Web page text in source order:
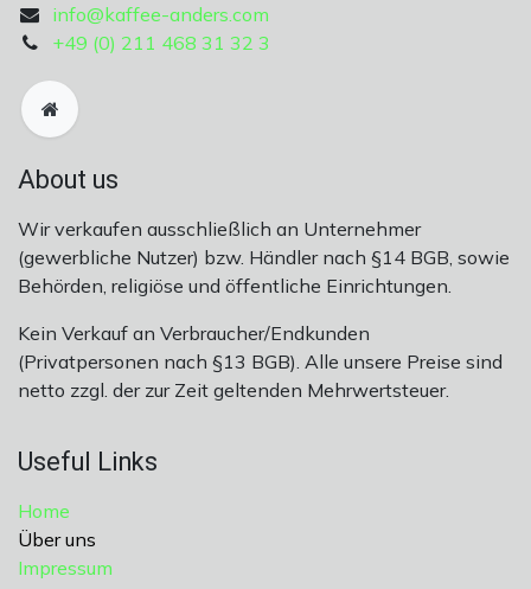
info@kaffee-anders.com
+49 (0) 211 468 31 32 3
About us
Wir verkaufen ausschließlich an Unternehmer
(gewerbliche Nutzer) bzw. Händler nach §14 BGB, sowie
Behörden, religiöse und öffentliche Einrichtungen.
Kein Verkauf an Verbraucher/Endkunden
(Privatpersonen nach §13 BGB). Alle unsere Preise sind
netto zzgl. der zur Zeit geltenden Mehrwertsteuer.
Useful Links
Home
Über uns
Impressum